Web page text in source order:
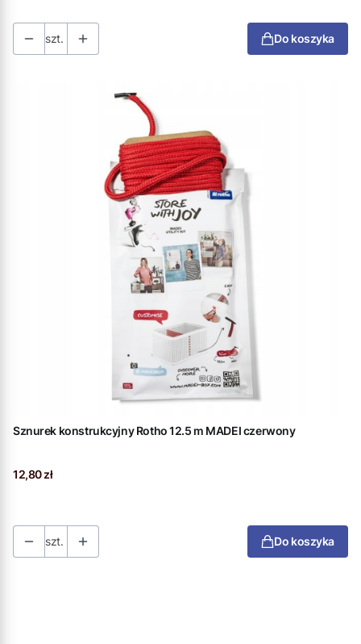
szt. Do koszyka
Sznurek konstrukcyjny Rotho 12.5 m MADEI czerwony
Cena
12,80 zł
szt. Do koszyka